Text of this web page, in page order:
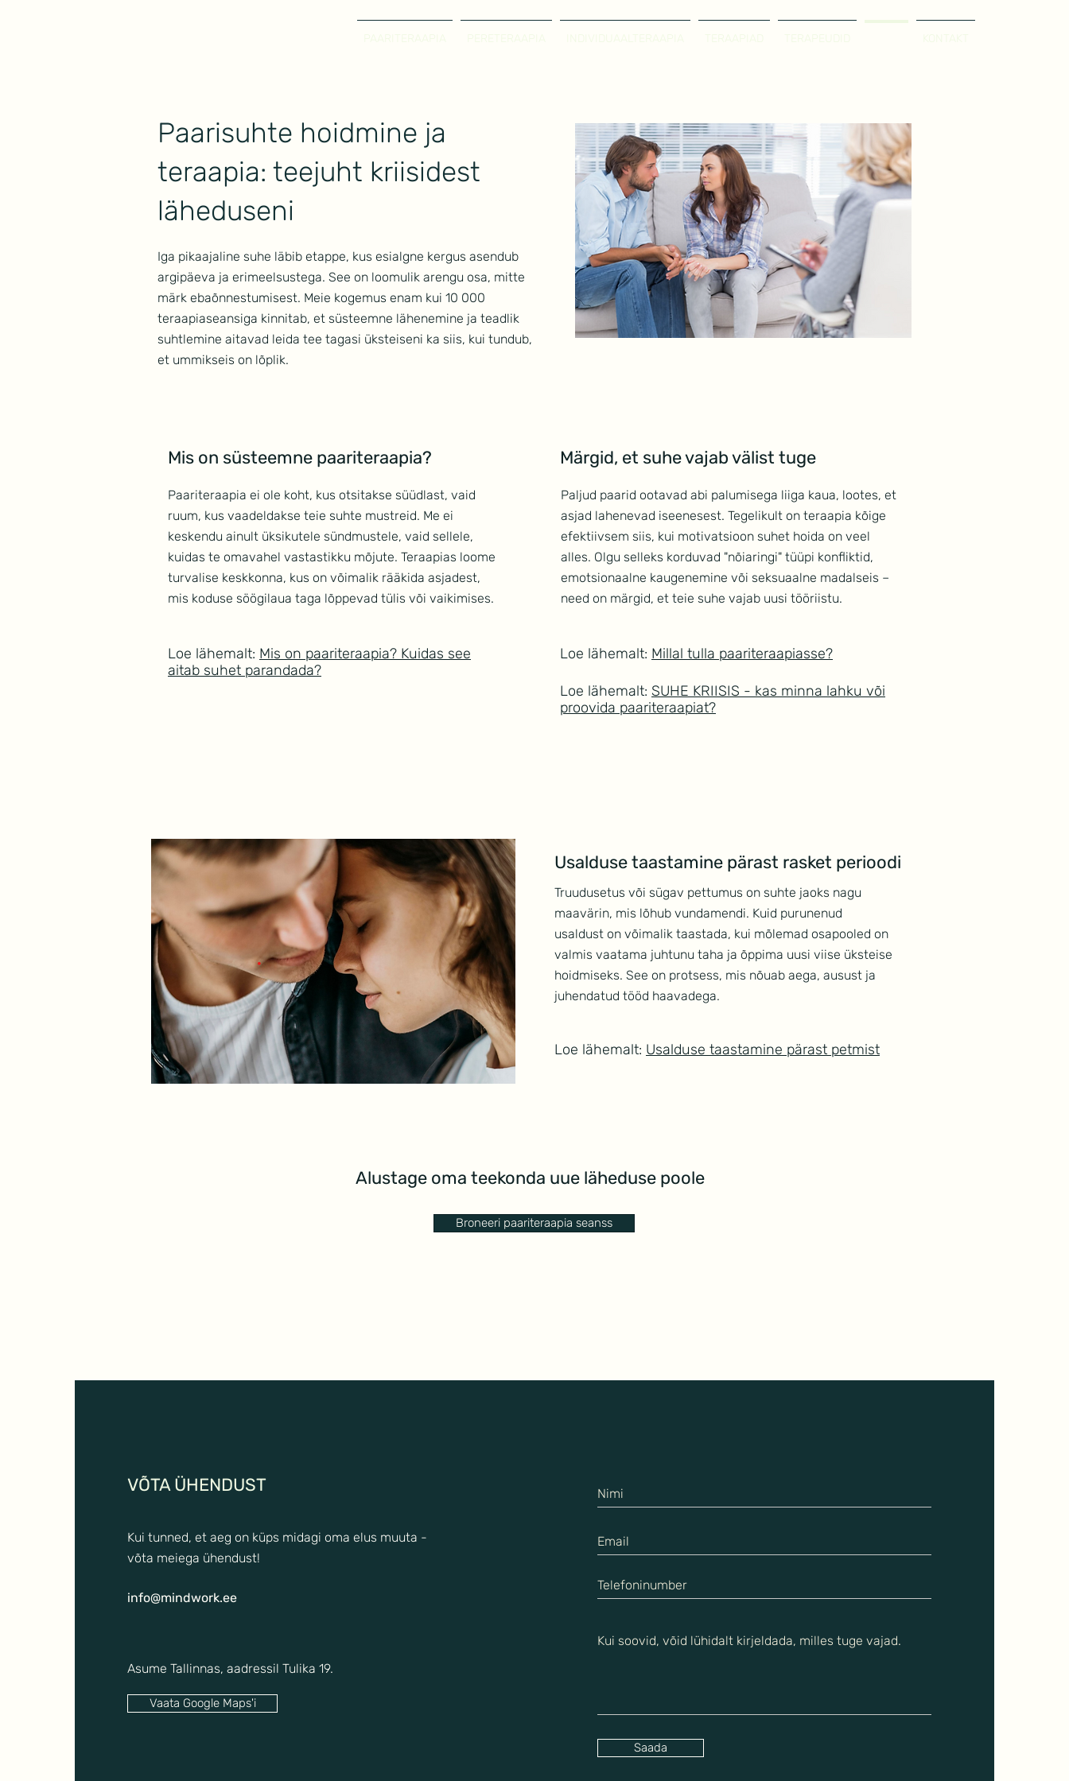
Paarisuhte hoidmine ja
teraapia: teejuht kriisidest
läheduseni
Iga pikaajaline suhe läbib etappe, kus esialgne kergus asendub
argipäeva ja erimeelsustega. See on loomulik arengu osa, mitte
märk ebaõnnestumisest. Meie kogemus enam kui 10 000
teraapiaseansiga kinnitab, et süsteemne lähenemine ja teadlik
suhtlemine aitavad leida tee tagasi üksteiseni ka siis, kui tundub,
et ummikseis on lõplik.
Mis on süsteemne paariteraapia?
Paariteraapia ei ole koht, kus otsitakse süüdlast, vaid
ruum, kus vaadeldakse teie suhte mustreid. Me ei
keskendu ainult üksikutele sündmustele, vaid sellele,
kuidas te omavahel vastastikku mõjute. Teraapias loome
turvalise keskkonna, kus on võimalik rääkida asjadest,
mis koduse söögilaua taga lõppevad tülis või vaikimises.
Loe lähemalt: Mis on paariteraapia? Kuidas see
aitab suhet parandada?
Märgid, et suhe vajab välist tuge
Paljud paarid ootavad abi palumisega liiga kaua, lootes, et
asjad lahenevad iseenesest. Tegelikult on teraapia kõige
efektiivsem siis, kui motivatsioon suhet hoida on veel
alles. Olgu selleks korduvad "nõiaringi" tüüpi konfliktid,
emotsionaalne kaugenemine või seksuaalne madalseis –
need on märgid, et teie suhe vajab uusi tööriistu.
Loe lähemalt: Millal tulla paariteraapiasse?
Loe lähemalt: SUHE KRIISIS - kas minna lahku või
proovida paariteraapiat?
Usalduse taastamine pärast rasket perioodi
Truudusetus või sügav pettumus on suhte jaoks nagu
maavärin, mis lõhub vundamendi. Kuid purunenud
usaldust on võimalik taastada, kui mõlemad osapooled on
valmis vaatama juhtunu taha ja õppima uusi viise üksteise
hoidmiseks. See on protsess, mis nõuab aega, ausust ja
juhendatud tööd haavadega.
Loe lähemalt: Usalduse taastamine pärast petmist
Alustage oma teekonda uue läheduse poole
Broneeri paariteraapia seanss
VÕTA ÜHENDUST
Kui tunned, et aeg on küps midagi oma elus muuta -
võta meiega ühendust!
info@mindwork.ee
Asume Tallinnas, aadressil Tulika 19.
Vaata Google Maps'i
Saada